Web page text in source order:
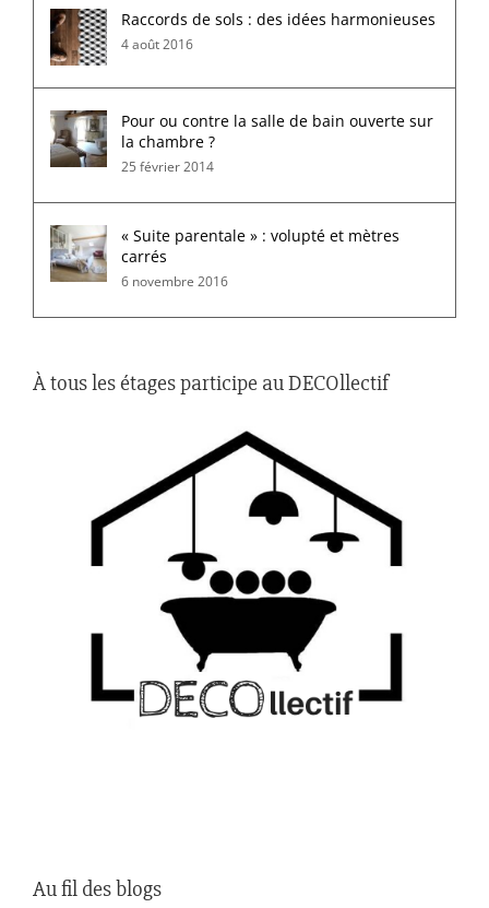
Raccords de sols : des idées harmonieuses
4 août 2016
Pour ou contre la salle de bain ouverte sur
la chambre ?
25 février 2014
« Suite parentale » : volupté et mètres
carrés
6 novembre 2016
À tous les étages participe au DECOllectif
Au fil des blogs